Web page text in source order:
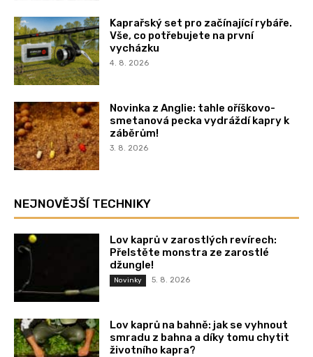
Kaprařský set pro začínající rybáře.
Vše, co potřebujete na první
vycházku
4. 8. 2026
Novinka z Anglie: tahle oříškovo-
smetanová pecka vydráždí kapry k
záběrům!
3. 8. 2026
NEJNOVĚJŠÍ TECHNIKY
Lov kaprů v zarostlých revírech:
Přelstěte monstra ze zarostlé
džungle!
Novinky 5. 8. 2026
Lov kaprů na bahně: jak se vyhnout
smradu z bahna a díky tomu chytit
životního kapra?